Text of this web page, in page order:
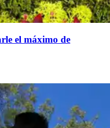
el máximo de